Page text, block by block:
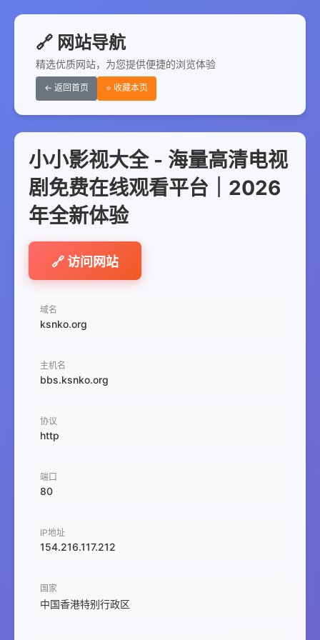
🔗 网站导航
精选优质网站，为您提供便捷的浏览体验
← 返回首页 ⭐ 收藏本页
小小影视大全 - 海量高清电视
剧免费在线观看平台｜2026
年全新体验
🔗 访问网站
域名
ksnko.org
主机名
bbs.ksnko.org
协议
http
端口
80
IP地址
154.216.117.212
国家
中国香港特别行政区